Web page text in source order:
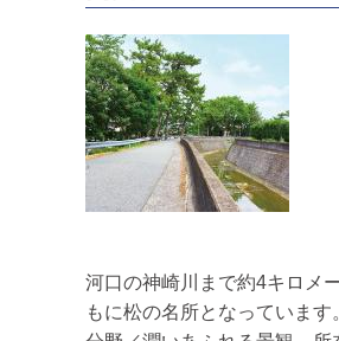
河口の神崎川まで約4キロメ
もに松の名所となっています